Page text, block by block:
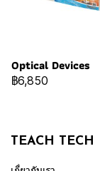
Optical Devices
฿6,850
TEACH TECH